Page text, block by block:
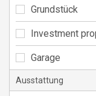
Grundstück
Investment
Garage
Ausstattung